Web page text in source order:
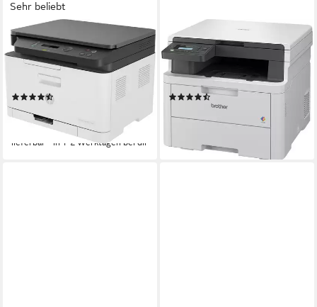
Sehr beliebt
HP
Color Laser MFP 178nwg
Farblaserdrucker, (WLAN (Wi-
Fi), LAN (Ethernet)
306,79 €
lieferbar - in 1-2 Werktagen bei dir
BROTHER
DCP-L3520CDWE
Multifunktionsdrucker, (WLAN
(Wi-Fi)
(7)
ab 422,00 €
leider ausverkauft